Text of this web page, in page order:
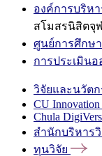
องค์การบริห
สโมสรนิสิตจุ
ศูนย์การศึกษ
การประเมิน
วิจัยและนวัตก
CU Innovation
Chula
สำนักบริหาร
ทุนวิจัย